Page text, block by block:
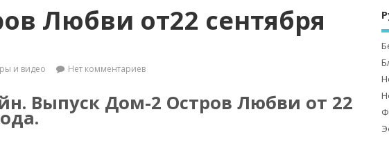
Любви от22 сентября
и видео Нет комментариев
Выпуск Дом-2 Остров Любви от 22